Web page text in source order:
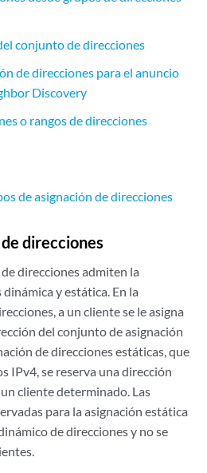
conjunto de direcciones
de direcciones para el anuncio
Discovery
o rangos de direcciones
de asignación de direcciones
direcciones
direcciones admiten la
y estática. En la
a un cliente se le asigna
del conjunto de asignación
de direcciones estáticas, que
IPv4, se reserva una dirección
cliente determinado. Las
para la asignación estática
de direcciones y no se